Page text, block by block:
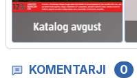
KOMENTARJI 0